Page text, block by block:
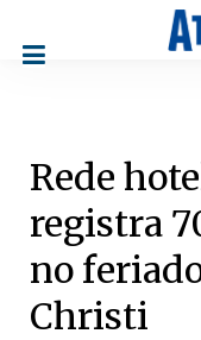
Rede
registra
no
Christi